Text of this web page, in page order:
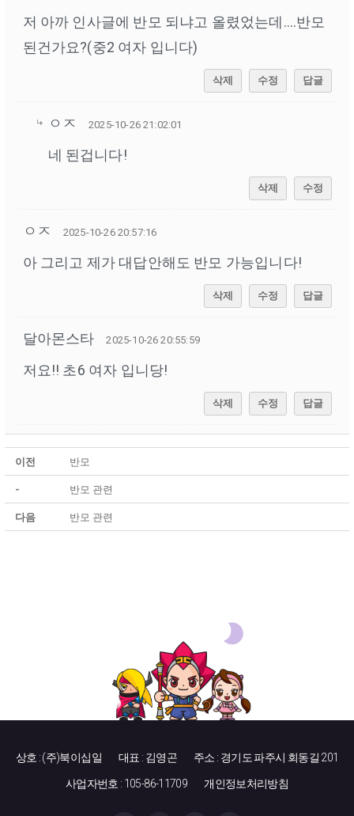
저 아까 인사글에 반모 되냐고 올렸었는데....반모
된건가요?(중2 여자 입니다)
삭제 수정 답글
ㅇㅈ 2025-10-26 21:02:01
네 된겁니다!
삭제 수정
ㅇㅈ 2025-10-26 20:57:16
아 그리고 제가 대답안해도 반모 가능입니다!
삭제 수정 답글
달아몬스타 2025-10-26 20:55:59
저요!! 초6 여자 입니당!
삭제 수정 답글
이전 반모
- 반모 관련
다음 반모 관련
상호 : (주)북이십일 대표 : 김영곤 주소 : 경기도 파주시 회동길 201
사업자번호 : 105-86-11709 개인정보처리방침